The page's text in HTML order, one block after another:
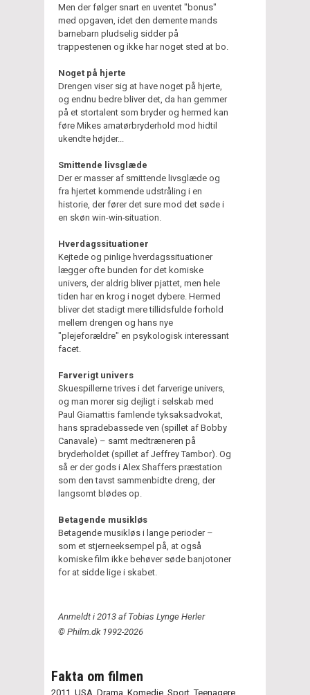
Men der følger snart en uventet "bonus"
med opgaven, idet den demente mands
barnebarn pludselig sidder på
trappestenen og ikke har noget sted at bo.
Noget på hjerte
Drengen viser sig at have noget på hjerte,
og endnu bedre bliver det, da han gemmer
på et stortalent som bryder og hermed kan
føre Mikes amatørbryderhold mod hidtil
ukendte højder...
Smittende livsglæde
Der er masser af smittende livsglæde og
fra hjertet kommende udstråling i en
historie, der fører det sure mod det søde i
en skøn win-win-situation.
Hverdagssituationer
Kejtede og pinlige hverdagssituationer
lægger ofte bunden for det komiske
univers, der aldrig bliver pjattet, men hele
tiden har en krog i noget dybere. Hermed
bliver det stadigt mere tillidsfulde forhold
mellem drengen og hans nye
"plejeforældre" en psykologisk interessant
facet.
Farverigt univers
Skuespillerne trives i det farverige univers,
og man morer sig dejligt i selskab med
Paul Giamattis famlende tyksaksadvokat,
hans spradebassede ven (spillet af Bobby
Canavale) – samt medtræneren på
bryderholdet (spillet af Jeffrey Tambor). Og
så er der gods i Alex Shaffers præstation
som den tavst sammenbidte dreng, der
langsomt blødes op.
Betagende musikløs
Betagende musikløs i lange perioder –
som et stjerneeksempel på, at også
komiske film ikke behøver søde banjotoner
for at sidde lige i skabet.
Anmeldt i 2013 af Tobias Lynge Herler
© Philm.dk 1992-2026
Fakta om filmen
2011 USA, Drama, Komedie, Sport, Teenagere,